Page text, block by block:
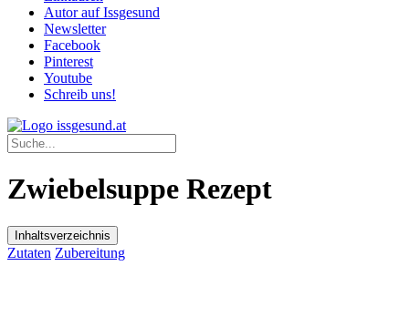
Autor auf Issgesund
Newsletter
Facebook
Pinterest
Youtube
Schreib uns!
Zwiebelsuppe Rezept
Inhaltsverzeichnis
Zutaten Zubereitung